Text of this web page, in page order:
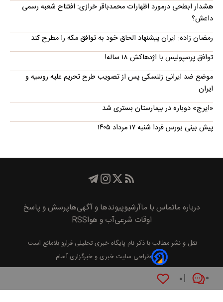
۰ ۰
هشدار ابطحی درمورد اظهارات محمدباقر خرازی: افتتاح شعبه رسمی
داعش؟
رمضان زاده: ایران پیشنهاد الحاق خود به توافق مکه را مطرح کند
توافق پرسپولیس با اژدهاکش ۱۸ ساله!
موضع ضد ایرانی زلنسکی پس از تصویب طرح تحریم علیه روسیه و
ایران
«ایرج» دوباره در بیمارستان بستری شد
پیش بینی بورس فردا شنبه ۱۷ مرداد ۱۴۰۵
درباره ماتماس با ماآرشیوپیوند‌ها و آگهی‌هاپرسش و پاسخ
اوقات شرعیآب و هواRSS
نقل و نشر مطالب با ذکر نام پايگاه خبری تحليلی فرارو بلامانع است.
طراحی سایت خبری و خبرگزاری آسام